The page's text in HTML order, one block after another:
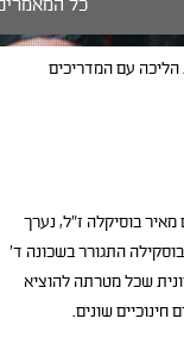
כל
הליכה עם המדריכים
בוסיקלה ז"ל, נערך
התגורר בשכונה ד'
שכל מטרתה להוציא
שונים.